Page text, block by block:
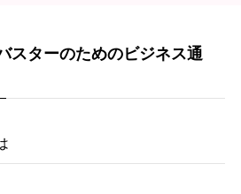
スターのためのビジネス通